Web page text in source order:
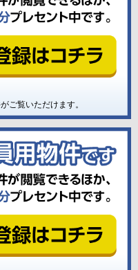
ご覧いただけます。